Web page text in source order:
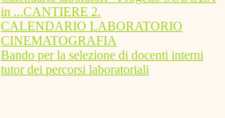
in ...CANTIERE 2.
CALENDARIO LABORATORIO
CINEMATOGRAFIA
Bando per la selezione di docenti interni
tutor dei percorsi laboratoriali